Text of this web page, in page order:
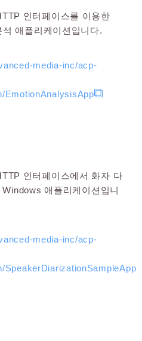
인터페이스를 이용한
애플리케이션입니다.
media-inc/acp-
EmotionAnalysisApp
인터페이스에서 화자 다
애플리케이션입니
media-inc/acp-
SpeakerDiarizationSampleApp